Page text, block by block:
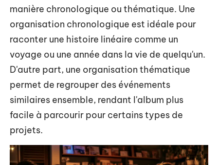
manière chronologique ou thématique. Une
organisation chronologique est idéale pour
raconter une histoire linéaire comme un
voyage ou une année dans la vie de quelqu'un.
D'autre part, une organisation thématique
permet de regrouper des événements
similaires ensemble, rendant l'album plus
facile à parcourir pour certains types de
projets.